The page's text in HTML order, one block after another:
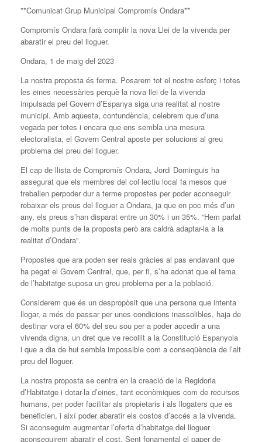
**Comunicat Grup Municipal Compromís Ondara**
Compromís Ondara farà complir la nova Llei de la vivenda per
abaratir el preu del lloguer.
Ondara, 1 de maig del 2023
La nostra proposta és ferma. Posarem tot el nostre esforç i totes
les eines necessàries perquè la nova llei de la vivenda
impulsada pel Govern d’Espanya siga una realitat al nostre
municipi. Amb aquesta, contundència, celebrem que d’una
vegada per totes i encara que ens sembla una mesura
electoralista, el Govern Central aposte per solucions al greu
problema del preu del lloguer.
El cap de llista de Compromís Ondara, Jordi Dominguis ha
assegurat que els membres del col·lectiu local fa mesos que
treballen perpoder dur a terme propostes per poder aconseguir
rebaixar els preus del lloguer a Ondara, ja que en poc més d’un
any, els preus s’han disparat entre un 30% i un 35%. “Hem parlat
de molts punts de la proposta però ara caldrà adaptar-la a la
realitat d’Ondara”.
Propostes que ara poden ser reals gràcies al pas endavant que
ha pegat el Govern Central, que, per fi, s’ha adonat que el tema
de l’habitatge suposa un greu problema per a la població.
Considerem que és un despropòsit que una persona que intenta
llogar, a més de passar per unes condicions inassolibles, haja de
destinar vora el 60% del seu sou per a poder accedir a una
vivenda digna, un dret que ve recollit a la Constitució Espanyola
i que a dia de hui sembla impossible com a conseqüència de l’alt
preu del lloguer.
La nostra proposta se centra en la creació de la Regidoria
d’Habitatge i dotar-la d’eines, tant econòmiques com de recursos
humans, per poder facilitar als propietaris i als llogaters que es
beneficien, i així poder abaratir els costos d’accés a la vivenda.
Si aconseguim augmentar l’oferta d’habitatge del lloguer
aconseguirem abaratir el cost. Sent fonamental el paper de